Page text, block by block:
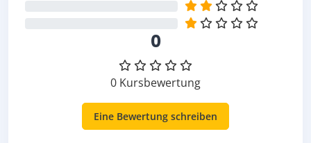
0
0 Kursbewertung
Eine Bewertung schreiben